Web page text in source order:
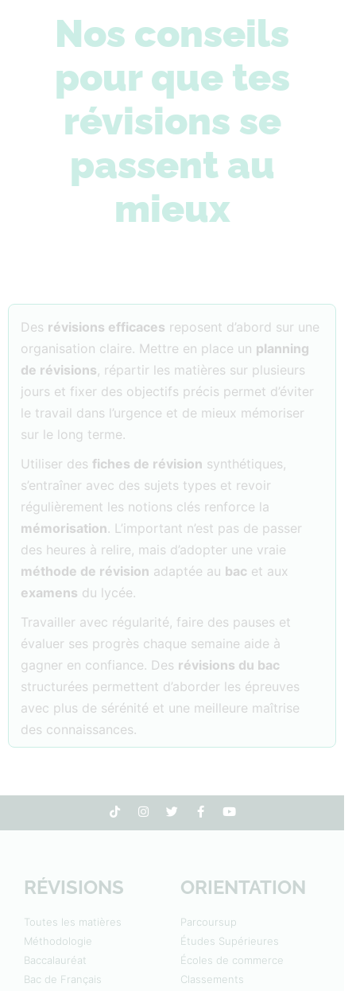
Nos conseils
pour que tes
révisions se
passent au
mieux
Des révisions efficaces reposent d’abord sur une
organisation claire. Mettre en place un planning
de révisions, répartir les matières sur plusieurs
jours et fixer des objectifs précis permet d’éviter
le travail dans l’urgence et de mieux mémoriser
sur le long terme.
Utiliser des fiches de révision synthétiques,
s’entraîner avec des sujets types et revoir
régulièrement les notions clés renforce la
mémorisation. L’important n’est pas de passer
des heures à relire, mais d’adopter une vraie
méthode de révision adaptée au bac et aux
examens du lycée.
Travailler avec régularité, faire des pauses et
évaluer ses progrès chaque semaine aide à
gagner en confiance. Des révisions du bac
structurées permettent d’aborder les épreuves
avec plus de sérénité et une meilleure maîtrise
des connaissances.
RÉVISIONS
Toutes les matières
Méthodologie
Baccalauréat
Bac de Français
ORIENTATION
Parcoursup
Études Supérieures
Écoles de commerce
Classements